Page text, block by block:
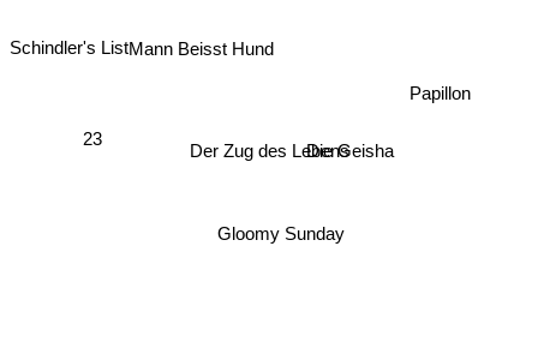
Der Zug des Lebens
Gloomy Sunday
Die Geisha
Mann Beisst Hund
Papillon
23